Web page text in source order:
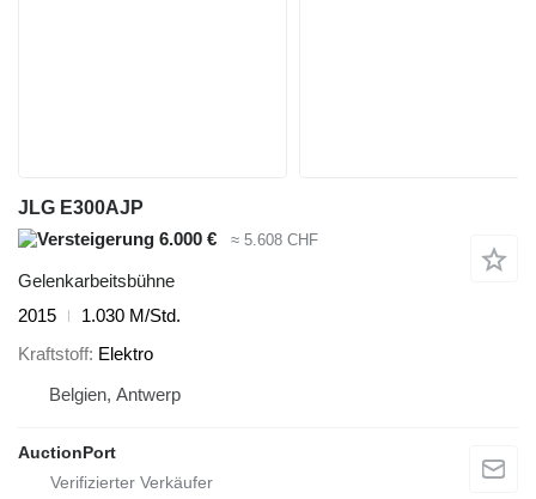
JLG E300AJP
6.000 €
≈ 5.608 CHF
Gelenkarbeitsbühne
2015
1.030 M/Std.
Kraftstoff Elektro
Belgien, Antwerp
AuctionPort